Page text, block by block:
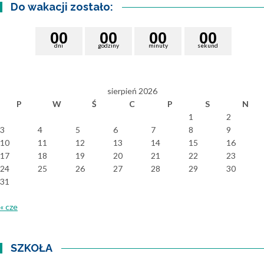
Do wakacji zostało:
dni
00 godziny
00 minuty
00 sekund
00
sierpień 2026
P
W Ś C P S
N
1
2
3
4 5 6 7 8
9
10
11 12 13 14 15
16
17
18 19 20 21 22
23
24
25 26 27 28 29
30
31
« cze
SZKOŁA